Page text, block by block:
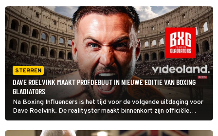
STERREN
DAVE ROELVINK MAAKT PROFDEBUUT IN NIEUWE EDITIE VAN BOXING
GLADIATORS
Na Boxing Influencers is het tijd voor de volgende uitdaging voor
Dave Roelvink. De realityster maakt binnenkort zijn officiële
profdebuut tijdens Boxing Gladiators.